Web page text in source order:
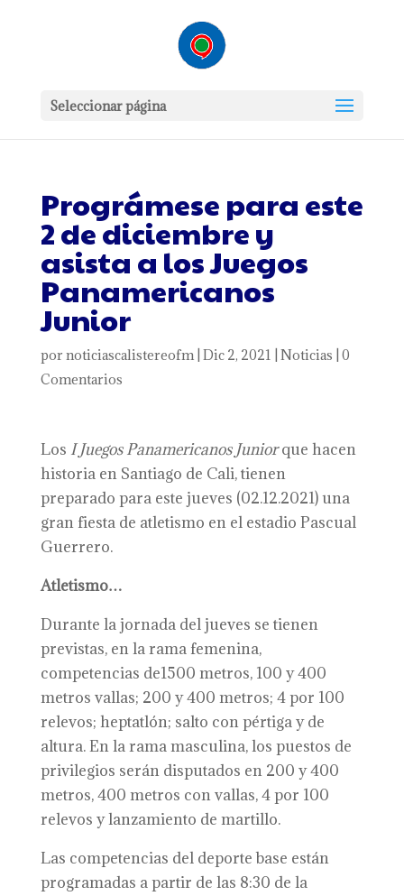
Seleccionar página
Prográmese para este
2 de diciembre y
asista a los Juegos
Panamericanos
Junior
por noticiascalistereofm| Dic 2, 2021 Noticias 0
Comentarios
Los I Juegos Panamericanos Juniorque hacen
historia en Santiago de Cali, tienen
preparado para este jueves (02.12.2021) una
gran fiesta de atletismo en el estadio Pascual
Guerrero.
Atletismo…
Durante la jornada del jueves se tienen
previstas, en la rama femenina,
competencias de1500 metros, 100 y 400
metros vallas; 200 y 400 metros; 4 por 100
relevos; heptatlón; salto con pértiga y de
altura. En la rama masculina, los puestos de
privilegios serán disputados en 200 y 400
metros, 400 metros con vallas, 4 por 100
relevos y lanzamiento de martillo.
Las competencias del deporte base están
programadas a partir de las 8:30 de la